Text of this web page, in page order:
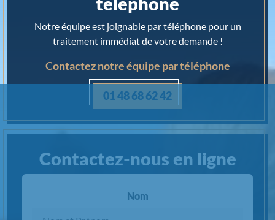
Notre équipe est joignable par téléphone pour un
traitement immédiat de votre demande !
Contactez notre équipe par téléphone
01 48 68 62 42
Contactez-nous en ligne
Nom